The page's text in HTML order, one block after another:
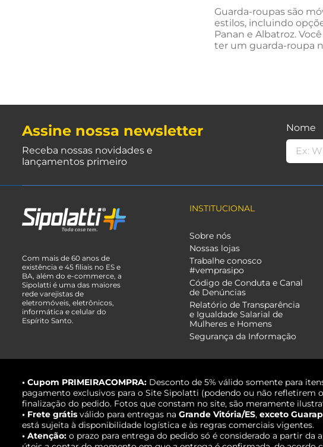
Guarda-roupas são
estilos, incluindo
Panan e Albatroz.
ter um guarda-roupa
Assine nossa newsletter
Receba nossas novidades e
lançamentos primeiro
Nome
Com mais de 60 anos de
existência e 45 filiais no ES e
BA, além do e-commerce, a
Sipolatti é uma das maiores
rede varejistas de
eletromóveis, eletrônicos,
informática e celular do
Espírito Santo.
INSTITUCIONAL
Sobre nós
Nossas lojas
Trabalhe conosco
#vemprasipo
Código de Conduta e Canal
de Denúncias
Relatório de Transparência
e Igualdade Salarial de
Mulheres e Homens
Segurança da Informação
• Cupom PRIMEIRACOMPRA: Desconto de 5% válido somente para
pagamento exclusivos para o Site Sipolatti (podendo ou não refletirem
finalização do pedido. Fotos que constam no site, são meramente
• Frete grátis válido para entregas na Grande Vitória/ES, exceto
está sujeita à disponibilidade logística e às regras comerciais vigentes.
• Atenção: o prazo para entrega do pedido só é considerado a partir